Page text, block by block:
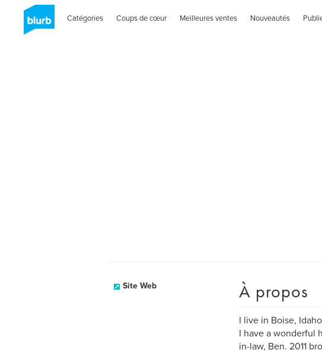
Catégories Coups de cœur Meilleures ventes Nouveautés
Site Web À propos
I live in Boise,
I have a wonderful
in-law, Ben. 2011